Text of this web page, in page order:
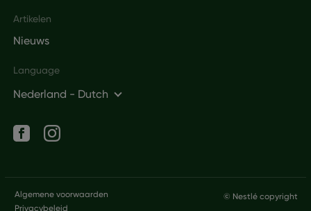
Artikelen
Nieuws
Language
Nederland - Dutch
Legal
Algemene voorwaarden
Privacybeleid
© Nestlé copyright